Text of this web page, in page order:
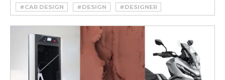
#CAR DESIGN #DESIGN
#DESIGNER
#GIOVANNI MICHELOTTI
#MAUTO
#MUSEO NAZIONALE DELL’AUTOMOBILE DI TORINO